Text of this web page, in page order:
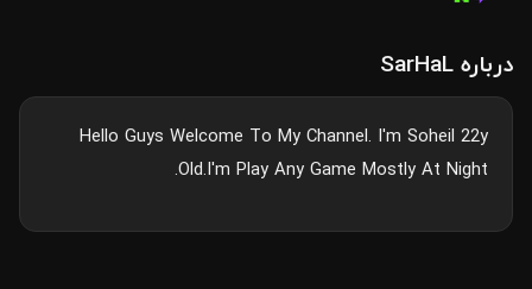
درباره SarHaL
Hello Guys Welcome To My Channel. I'm Soheil 22y
Old.I'm Play Any Game Mostly At Night.